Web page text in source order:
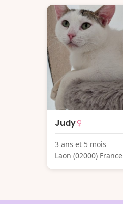
Judy
3 ans et 5 mois
Laon (02000) France